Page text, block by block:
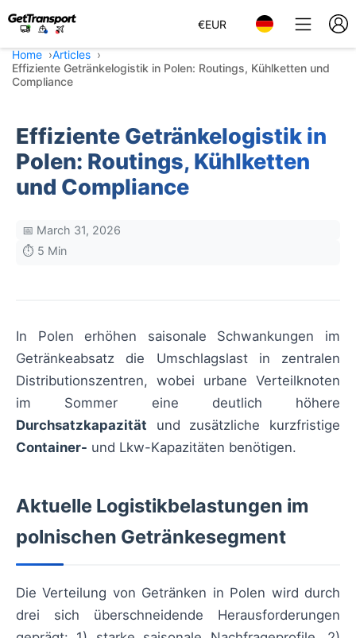
€EUR
Home
Articles
Effiziente Getränkelogistik in Polen: Routings, Kühlketten und
Compliance
Effiziente Getränkelogistik in
Polen: Routings, Kühlketten
und Compliance
📅 March 31, 2026
⏱️ 5 Min
In Polen erhöhen saisonale Schwankungen im
Getränkeabsatz die Umschlagslast in zentralen
Distributionszentren, wobei urbane Verteilknoten
im Sommer eine deutlich höhere
Durchsatzkapazität und zusätzliche kurzfristige
Container- und Lkw-Kapazitäten benötigen.
Aktuelle Logistikbelastungen im
polnischen Getränkesegment
Die Verteilung von Getränken in Polen wird durch
drei sich überschneidende Herausforderungen